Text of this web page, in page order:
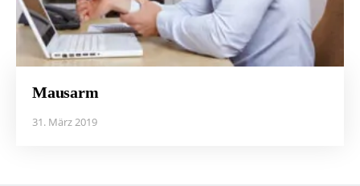
Mausarm
31. März 2019